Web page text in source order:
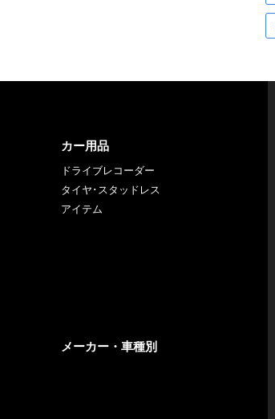
カー用品
ドライブレコーダー
タイヤ･スタッドレス
アイテム
メーカー・車種別